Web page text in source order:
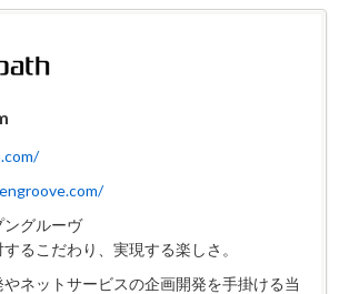
グルーヴ
るこだわり、実現する楽しさ。
やネットサービスの企画開発を手掛ける当